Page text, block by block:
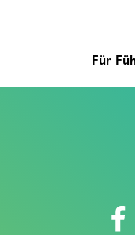
Für